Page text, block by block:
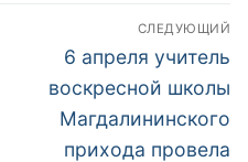
СЛЕДУЮЩИЙ
Следующая
запись:
6 апреля учитель
воскресной школы
Магдалининского
прихода провела